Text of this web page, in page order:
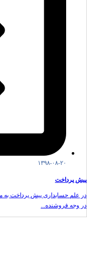
۱۳۹۸-۰۸-۲۰
پیش پرداخت
در علم حسابداری پیش پرداخت به
در وجه فروشنده...